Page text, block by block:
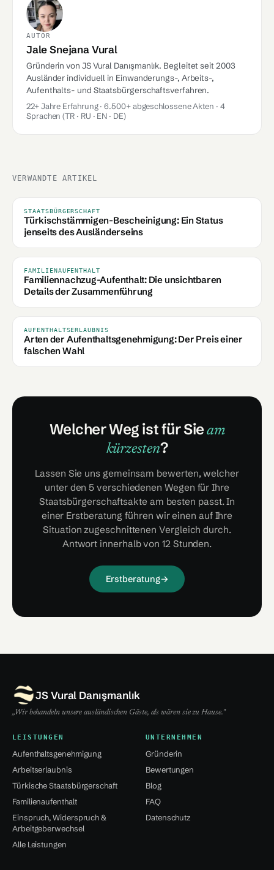
AUTOR
Jale Snejana Vural
Gründerin von JS Vural Danışmanlık. Begleitet seit 2003
Ausländer individuell in Einwanderungs-, Arbeits-,
Aufenthalts- und Staatsbürgerschaftsverfahren.
22+ Jahre Erfahrung · 6.500+ abgeschlossene Akten · 4
Sprachen (TR · RU · EN · DE)
VERWANDTE ARTIKEL
STAATSBÜRGERSCHAFT
Türkischstämmigen-Bescheinigung: Ein Status
jenseits des Ausländerseins
FAMILIENAUFENTHALT
Familiennachzug-Aufenthalt: Die unsichtbaren
Details der Zusammenführung
AUFENTHALTSERLAUBNIS
Arten der Aufenthaltsgenehmigung: Der Preis einer
falschen Wahl
Welcher Weg ist für Sieam
kürzesten?
Lassen Sie uns gemeinsam bewerten, welcher
unter den 5 verschiedenen Wegen für Ihre
Staatsbürgerschaftsakte am besten passt. In
einer Erstberatung führen wir einen auf Ihre
Situation zugeschnittenen Vergleich durch.
Antwort innerhalb von 12 Stunden.
Erstberatung→
JS Vural Danışmanlık
„Wir behandeln unsere ausländischen Gäste, als wären sie zu Hause."
LEISTUNGEN
Aufenthaltsgenehmigung
Arbeitserlaubnis
Türkische Staatsbürgerschaft
Familienaufenthalt
Einspruch, Widerspruch &
Arbeitgeberwechsel
Alle Leistungen
UNTERNEHMEN
Gründerin
Bewertungen
Blog
FAQ
Datenschutz